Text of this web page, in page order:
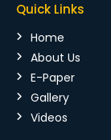
Quick Links
Home
About Us
E-Paper
Gallery
Videos